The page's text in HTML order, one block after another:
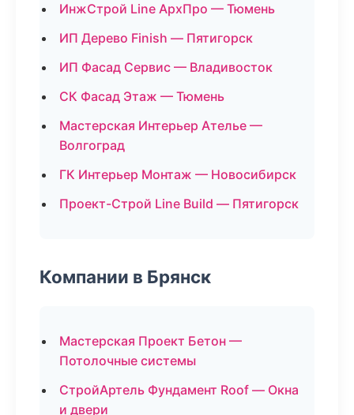
ИнжСтрой Line АрхПро — Тюмень
ИП Дерево Finish — Пятигорск
ИП Фасад Сервис — Владивосток
СК Фасад Этаж — Тюмень
Мастерская Интерьер Ателье —
Волгоград
ГК Интерьер Монтаж — Новосибирск
Проект-Строй Line Build — Пятигорск
Компании в Брянск
Мастерская Проект Бетон —
Потолочные системы
СтройАртель Фундамент Roof — Окна
и двери